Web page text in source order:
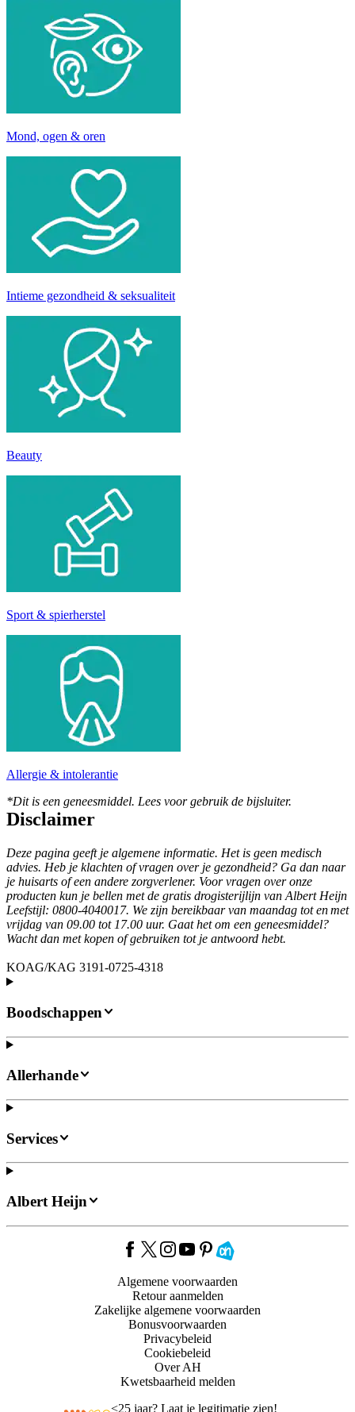
Mond, ogen & oren
Intieme gezondheid & seksualiteit
Beauty
Sport & spierherstel
Allergie & intolerantie
*Dit is een geneesmiddel. Lees voor gebruik de bijsluiter.
Disclaimer
Deze pagina geeft je algemene informatie. Het is geen medisch
advies. Heb je klachten of vragen over je gezondheid? Ga dan naar
je huisarts of een andere zorgverlener. Voor vragen over onze
producten kun je bellen met de gratis drogisterijlijn van Albert Heijn
Leefstijl: 0800-4040017. We zijn bereikbaar van maandag tot en met
vrijdag van 09.00 tot 17.00 uur. Gaat het om een geneesmiddel?
Wacht dan met kopen of gebruiken tot je antwoord hebt.
KOAG/KAG 3191-0725-4318
Boodschappen
Allerhande
Services
Albert Heijn
Algemene voorwaarden
Retour aanmelden
Zakelijke algemene voorwaarden
Bonusvoorwaarden
Privacybeleid
Cookiebeleid
Over AH
Kwetsbaarheid melden
<25 jaar? Laat je legitimatie zien!